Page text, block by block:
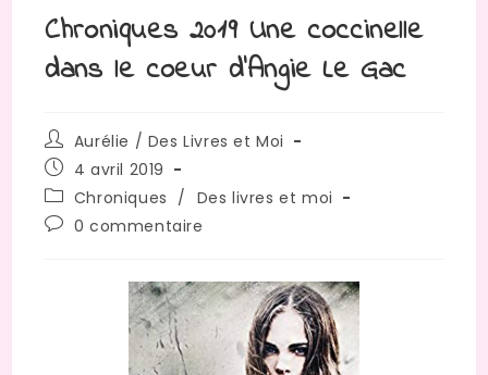
Chroniques 2019 Une coccinelle
dans le coeur d’Angie Le Gac
Auteur/autrice
de
la
publication :
Aurélie / Des Livres et Moi
Publication
publiée :
4 avril 2019
Post
category:
Chroniques / Des livres et moi
Commentaires
publication :
0 commentaire